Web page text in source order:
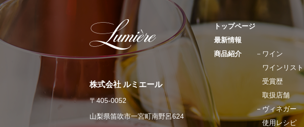
株式会社 ルミエール
〒405-0052
山梨県笛吹市一宮町南野呂624
トップページ
最新情報
商品紹介
－ ワイン
ワインリスト
受賞歴
取扱店舗
－ヴィネガー
使用レシピ